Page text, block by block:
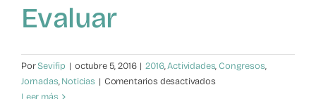
Evaluar
PorSevifip | octubre 5, 2016 | 2016,Actividades, Congresos,
Jornadas,Noticias | Comentarios desactivadosen
Leer más